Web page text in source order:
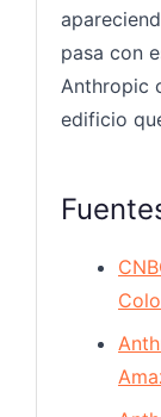
pasa con
Anthropic
edificio